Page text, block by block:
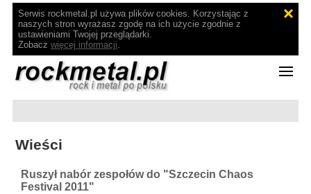
Serwis rockmetal.pl używa plików cookies. Korzystając z
naszych stron wyrażasz zgodę na ich użycie zgodnie z
ustawieniami Twojej przeglądarki.
Zobacz więcej informacji.
Wieści
Ruszył nabór zespołów do "Szczecin Chaos
Festival 2011"